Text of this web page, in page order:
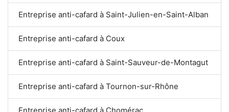
Entreprise anti-cafard à Saint-Julien-en-Saint-Alban
Entreprise anti-cafard à Coux
Entreprise anti-cafard à Saint-Sauveur-de-Montagut
Entreprise anti-cafard à Tournon-sur-Rhône
Entreprise anti-cafard à Chomérac